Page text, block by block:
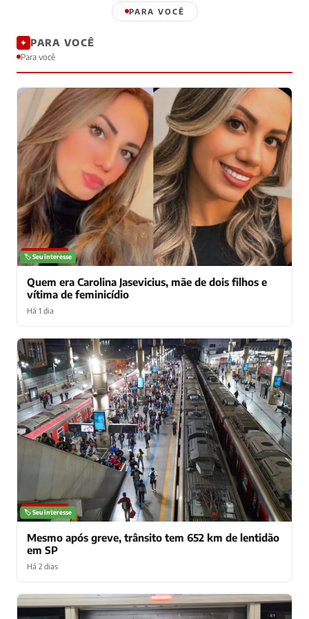
PARA VOCÊ
✦ PARA VOCÊ
Para você
NOTÍCIAS
🏷️ Seu interesse
Quem era Carolina Jasevicius, mãe de dois filhos e
vítima de feminicídio
Há 1 dia
NOTÍCIAS
🏷️ Seu interesse
Mesmo após greve, trânsito tem 652 km de lentidão
em SP
Há 2 dias